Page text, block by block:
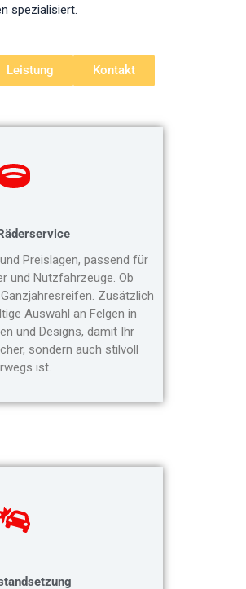
spezialisiert.
Kontakt
Leistung
Preislagen, passend für
und Nutzfahrzeuge. Ob
Zusätzlich
Auswahl an Felgen in
und Designs, damit Ihr
sondern auch stilvoll
ist.